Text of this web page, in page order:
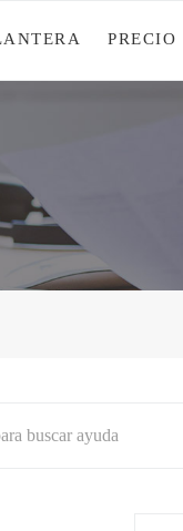
PRECIO
buscar ayuda